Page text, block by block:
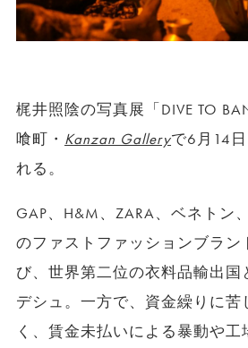
梶井照陰の写真展「DIVE TO
喰町・ Kanzan Galleryで6月14
れる。
GAP、H&M、ZARA、ベネトン
のファストファッションブラン
び、世界第二位の衣料品輸出国
デシュ。一方で、資金繰りに苦
く、賃金未払いによる暴動や工